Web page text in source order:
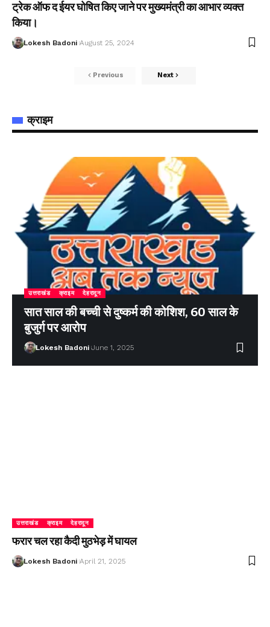
ट्रेक ऑफ द ईयर घोषित किए जाने पर मुख्यमंत्री का आभार व्यक्त
किया।
Lokesh Badoni August 25, 2024
Previous Next
क्राइम
उत्तराखंड क्राइम देहरादून
सात साल की बच्ची से दुष्कर्म की कोशिश, 60 साल के
बुजुर्ग पर आरोप
Lokesh Badoni June 1, 2025
उत्तराखंड क्राइम देहरादून
फरार चल रहा कैदी मुठभेड़ में घायल
Lokesh Badoni April 21, 2025